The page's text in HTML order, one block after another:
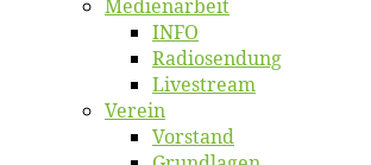
Me­di­en­ar­beit
INFO
Ra­dio­sen­dung
Live­stream
Ver­ein
Vor­stand